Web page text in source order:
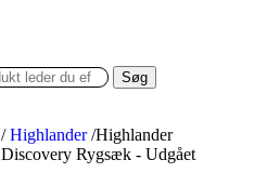
Søg
/ Highlander /Highlander
Discovery Rygsæk - Udgået